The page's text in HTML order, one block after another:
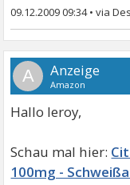
09.12.2009 09:34•
A
Hallo leroy,
100mg -